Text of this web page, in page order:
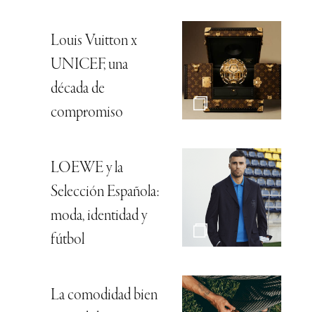
Louis Vuitton x
UNICEF, una
década de
compromiso
LOEWE y la
Selección Española:
moda, identidad y
fútbol
La comodidad bien